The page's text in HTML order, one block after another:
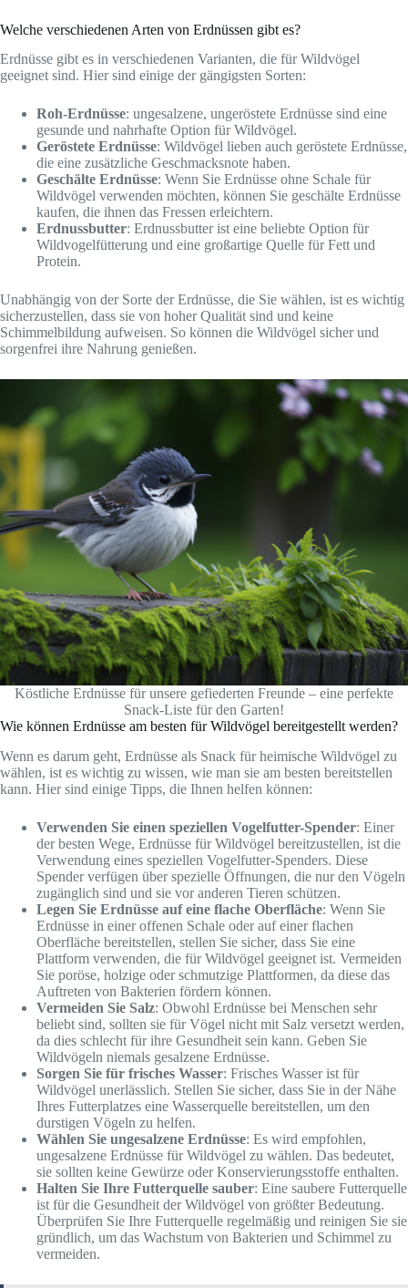
Welche verschiedenen Arten von Erdnüssen gibt es?
Erdnüsse gibt es in verschiedenen Varianten, die für Wildvögel
geeignet sind. Hier sind einige der gängigsten Sorten:
Roh-Erdnüsse: ungesalzene, ungeröstete Erdnüsse sind eine
gesunde und nahrhafte Option für Wildvögel.
Geröstete Erdnüsse: Wildvögel lieben auch geröstete Erdnüsse,
die eine zusätzliche Geschmacksnote haben.
Geschälte Erdnüsse: Wenn Sie Erdnüsse ohne Schale für
Wildvögel verwenden möchten, können Sie geschälte Erdnüsse
kaufen, die ihnen das Fressen erleichtern.
Erdnussbutter: Erdnussbutter ist eine beliebte Option für
Wildvogelfütterung und eine großartige Quelle für Fett und
Protein.
Unabhängig von der Sorte der Erdnüsse, die Sie wählen, ist es wichtig
sicherzustellen, dass sie von hoher Qualität sind und keine
Schimmelbildung aufweisen. So können die Wildvögel sicher und
sorgenfrei ihre Nahrung genießen.
Köstliche Erdnüsse für unsere gefiederten Freunde – eine perfekte
Snack-Liste für den Garten!
Wie können Erdnüsse am besten für Wildvögel bereitgestellt werden?
Wenn es darum geht, Erdnüsse als Snack für heimische Wildvögel zu
wählen, ist es wichtig zu wissen, wie man sie am besten bereitstellen
kann. Hier sind einige Tipps, die Ihnen helfen können:
Verwenden Sie einen speziellen Vogelfutter-Spender: Einer
der besten Wege, Erdnüsse für Wildvögel bereitzustellen, ist die
Verwendung eines speziellen Vogelfutter-Spenders. Diese
Spender verfügen über spezielle Öffnungen, die nur den Vögeln
zugänglich sind und sie vor anderen Tieren schützen.
Legen Sie Erdnüsse auf eine flache Oberfläche: Wenn Sie
Erdnüsse in einer offenen Schale oder auf einer flachen
Oberfläche bereitstellen, stellen Sie sicher, dass Sie eine
Plattform verwenden, die für Wildvögel geeignet ist. Vermeiden
Sie poröse, holzige oder schmutzige Plattformen, da diese das
Auftreten von Bakterien fördern können.
Vermeiden Sie Salz: Obwohl Erdnüsse bei Menschen sehr
beliebt sind, sollten sie für Vögel nicht mit Salz versetzt werden,
da dies schlecht für ihre Gesundheit sein kann. Geben Sie
Wildvögeln niemals gesalzene Erdnüsse.
Sorgen Sie für frisches Wasser: Frisches Wasser ist für
Wildvögel unerlässlich. Stellen Sie sicher, dass Sie in der Nähe
Ihres Futterplatzes eine Wasserquelle bereitstellen, um den
durstigen Vögeln zu helfen.
Wählen Sie ungesalzene Erdnüsse: Es wird empfohlen,
ungesalzene Erdnüsse für Wildvögel zu wählen. Das bedeutet,
sie sollten keine Gewürze oder Konservierungsstoffe enthalten.
Halten Sie Ihre Futterquelle sauber: Eine saubere Futterquelle
ist für die Gesundheit der Wildvögel von größter Bedeutung.
Überprüfen Sie Ihre Futterquelle regelmäßig und reinigen Sie sie
gründlich, um das Wachstum von Bakterien und Schimmel zu
vermeiden.